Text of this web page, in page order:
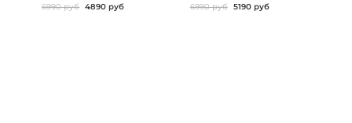
6990 руб 4890 руб
6990 руб 5190 руб